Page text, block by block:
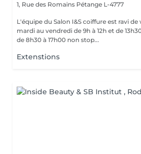
1, Rue des Romains Pétange L-4777
L'équipe du Salon I&S coiffure est ravi
mardi au vendredi de 9h à 12h et de
de 8h30 à 17h00 non stop...
Extenstions